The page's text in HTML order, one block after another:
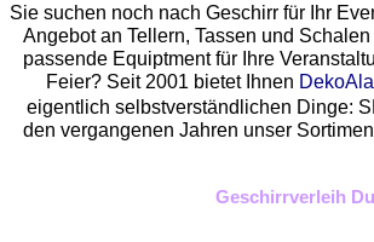
Sie suchen noch nach Geschirr für Ihr
Angebot an Tellern, Tassen und
passende Equiptment für Ihre
Feier? Seit 2001 bietet Ihnen
eigentlich selbstverständlichen Dinge:
den vergangenen Jahren unser
Geschirrverleih